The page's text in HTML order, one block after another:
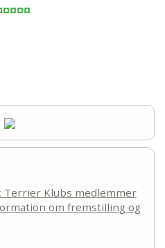
Klubs medlemmer
om fremstilling og